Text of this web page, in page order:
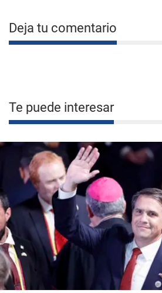
Deja tu comentario
Te puede interesar